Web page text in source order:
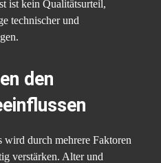
ist kein Qualitätsurteil,
technischer und
den
wird durch mehrere Faktoren
verstärken. Alter und